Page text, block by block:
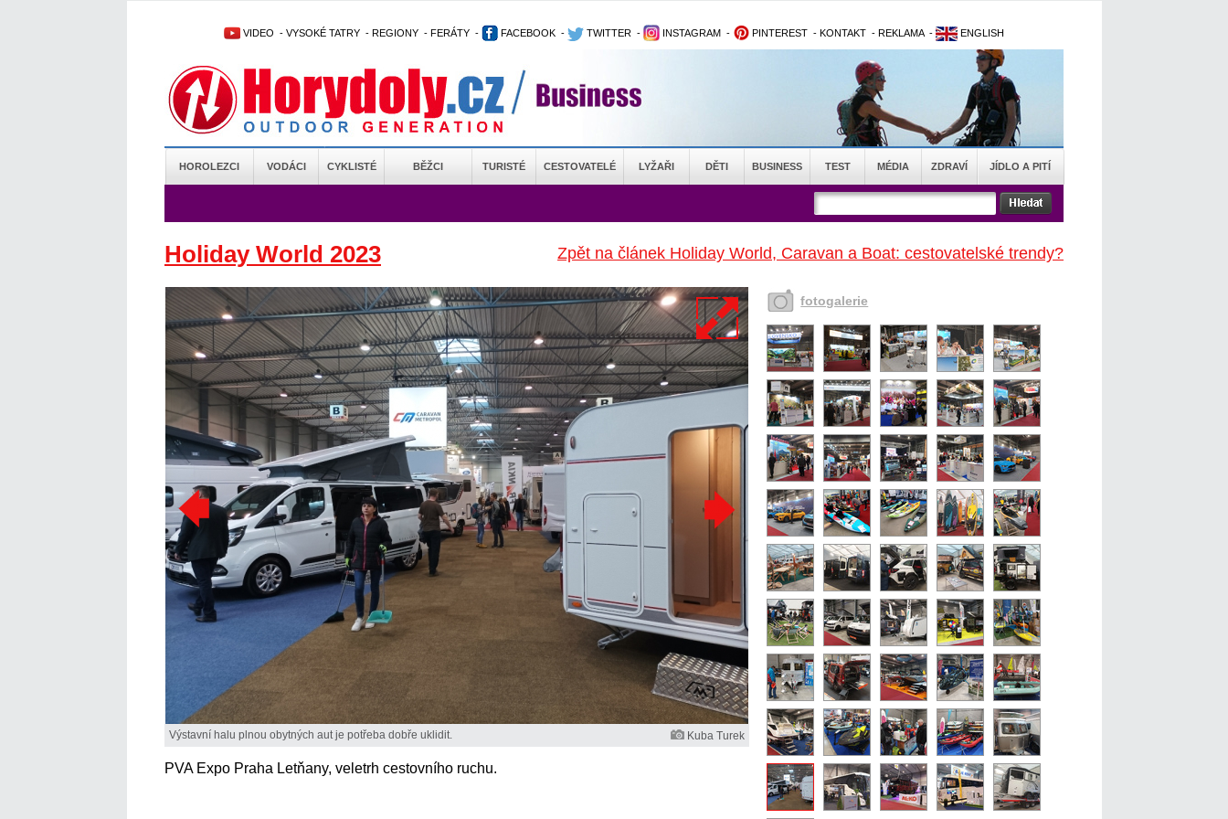
VIDEO - VYSOKÉ TATRY - REGIONY - FERÁTY - FACEBOOK - TWITTER - INSTAGRAM - PINTEREST - KONTAKT - REKLAMA - ENGLISH
HOROLEZCI VODÁCI CYKLISTÉ BĚŽCI TURISTÉ CESTOVATELÉ LYŽAŘI DĚTI BUSINESS TEST MÉDIA ZDRAVÍ JÍDLO A PITÍ
Zpět na článek Holiday World, Caravan a Boat: cestovatelské trendy?
Holiday World 2023
Výstavní halu plnou obytných aut je potřeba dobře uklidit. Kuba Turek
PVA Expo Praha Letňany, veletrh cestovního ruchu.
fotogalerie